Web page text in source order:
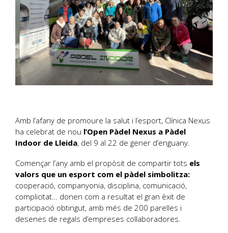
Amb l’afany de promoure la salut i l’esport, Clínica Nexus
ha celebrat de nou l’Open Pàdel Nexus a Pàdel
Indoor de Lleida, del 9 al 22 de gener d’enguany.
Començar l’any amb el propòsit de compartir tots els
valors que un esport com el pàdel simbolitza:
cooperació, companyonia, disciplina, comunicació,
complicitat… donen com a resultat el gran èxit de
participació obtingut, amb més de 200 parelles i
desenes de regals d’empreses col·laboradores.